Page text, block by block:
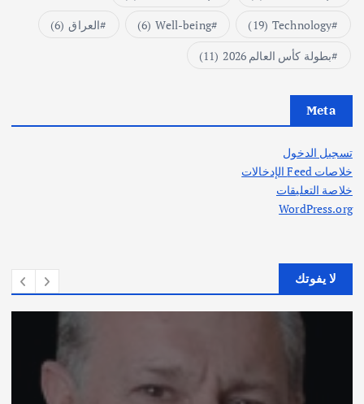
Technology
(19)
Well-being
(6) العراق (6)
بطولة كأس العالم 2026
(11)
Meta
تسجيل الدخول
خلاصات Feed الإدخالات
خلاصة التعليقات
WordPress.org
لا يفوتك